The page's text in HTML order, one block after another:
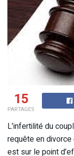
15
PARTAGES
L’infertilité du
requête en divorce
est sur le point